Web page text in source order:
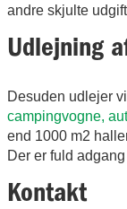
andre skjulte
Udlejning
Desuden udlejer
campingvogne,
end 1000 m2
Der er fuld
Kontakt